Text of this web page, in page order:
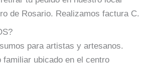
de Rosario. Realizamos factura C.
para artistas y artesanos.
familiar ubicado en el centro